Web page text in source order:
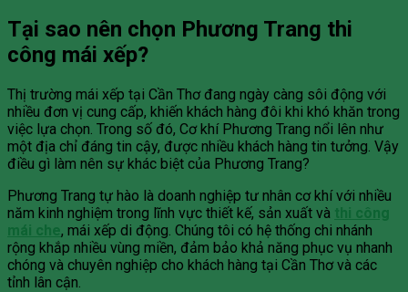
Tại sao nên chọn Phương Trang thi
công mái xếp?
Thị trường mái xếp tại Cần Thơ đang ngày càng sôi động với
nhiều đơn vị cung cấp, khiến khách hàng đôi khi khó khăn trong
việc lựa chọn. Trong số đó, Cơ khí Phương Trang nổi lên như
một địa chỉ đáng tin cậy, được nhiều khách hàng tin tưởng. Vậy
điều gì làm nên sự khác biệt của Phương Trang?
Phương Trang tự hào là doanh nghiệp tư nhân cơ khí với nhiều
năm kinh nghiệm trong lĩnh vực thiết kế, sản xuất và thi công
mái che, mái xếp di động. Chúng tôi có hệ thống chi nhánh
rộng khắp nhiều vùng miền, đảm bảo khả năng phục vụ nhanh
chóng và chuyên nghiệp cho khách hàng tại Cần Thơ và các
tỉnh lân cận.